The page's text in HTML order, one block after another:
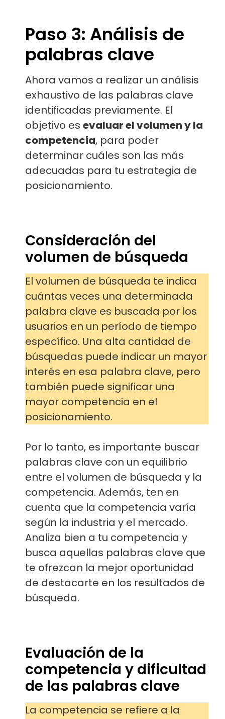
Paso 3: Análisis de
palabras clave
Ahora vamos a realizar un análisis
exhaustivo de las palabras clave
identificadas previamente. El
objetivo es evaluar el volumen y la
competencia, para poder
determinar cuáles son las más
adecuadas para tu estrategia de
posicionamiento.
Consideración del
volumen de búsqueda
El volumen de búsqueda te indica
cuántas veces una determinada
palabra clave es buscada por los
usuarios en un período de tiempo
específico. Una alta cantidad de
búsquedas puede indicar un mayor
interés en esa palabra clave, pero
también puede significar una
mayor competencia en el
posicionamiento.
Por lo tanto, es importante buscar
palabras clave con un equilibrio
entre el volumen de búsqueda y la
competencia. Además, ten en
cuenta que la competencia varía
según la industria y el mercado.
Analiza bien a tu competencia y
busca aquellas palabras clave que
te ofrezcan la mejor oportunidad
de destacarte en los resultados de
búsqueda.
Evaluación de la
competencia y dificultad
de las palabras clave
La competencia se refiere a la